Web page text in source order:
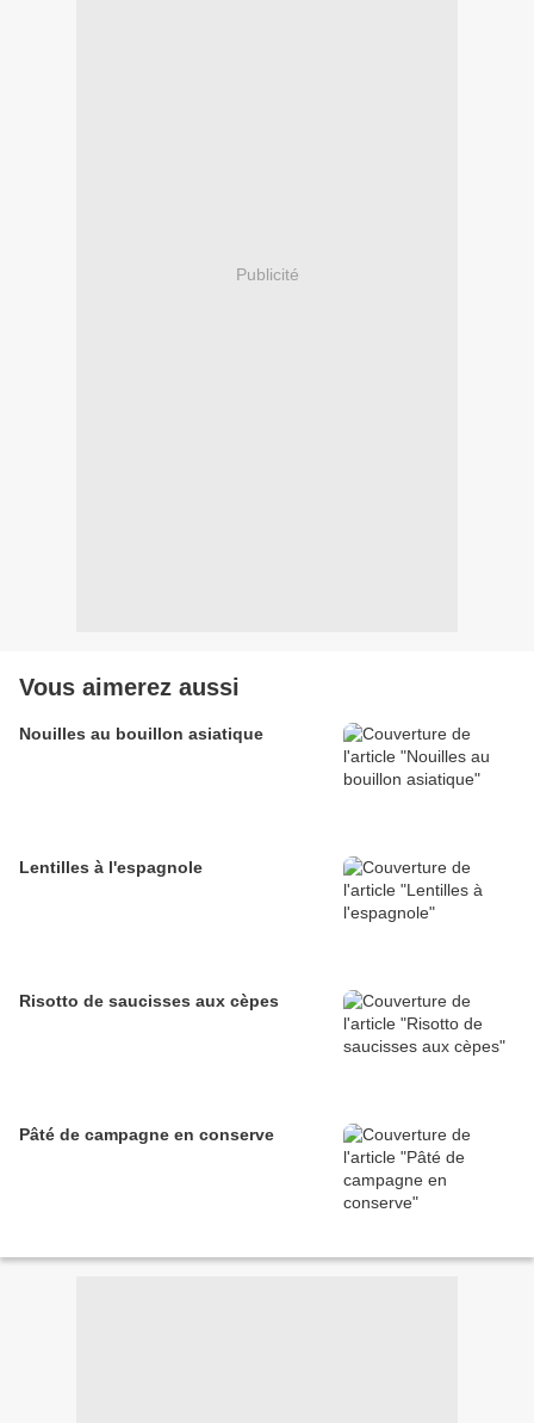
Publicité
Vous aimerez aussi
Nouilles au bouillon asiatique
Lentilles à l'espagnole
Risotto de saucisses aux cèpes
Pâté de campagne en conserve